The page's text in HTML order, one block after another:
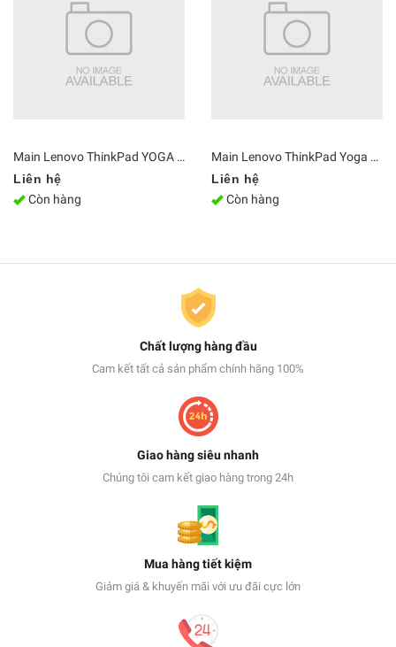
Main Lenovo ThinkPad YOGA S1 ZIPS1 i7-4600 Ram 8GB LA-A341P
Liên hệ
Còn hàng
Main Lenovo ThinkPad Yoga C930-13IKB i7-8550U Ram 16G NM-B741
Liên hệ
Còn hàng
Chất lượng hàng đầu
Cam kết tất cả sản phẩm chính hãng 100%
Giao hàng siêu nhanh
Chúng tôi cam kết giao hàng trong 24h
Mua hàng tiết kiệm
Giảm giá & khuyến mãi với ưu đãi cực lớn